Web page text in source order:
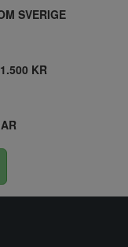
SVERIGE
KR